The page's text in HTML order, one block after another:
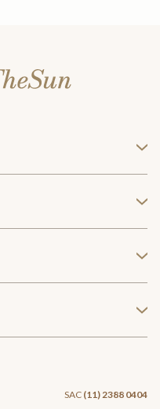
+
+
+
+
SAC (11) 2388 0404